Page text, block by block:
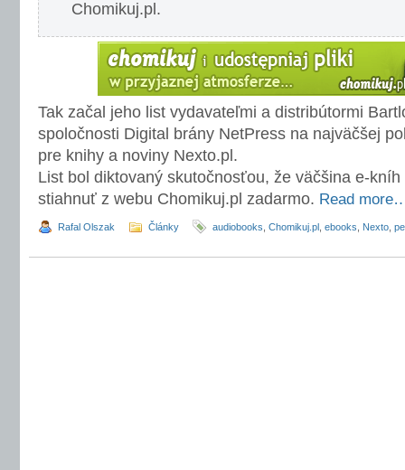
Chomikuj.pl.
Tak začal jeho list vydavateľmi a distribútormi
spoločnosti Digital brány NetPress na najväčšej
pre knihy a noviny Nexto.pl.
List bol diktovaný skutočnosťou, že väčšina e-
stiahnuť z webu Chomikuj.pl zadarmo. Read
Rafal Olszak Články audiobooks Chomikuj.pl ebooks Nexto